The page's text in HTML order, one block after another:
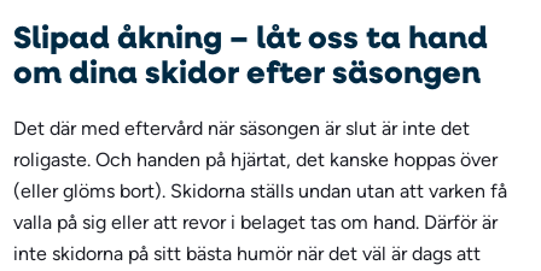
Slipad åkning – låt oss ta hand
om dina skidor efter säsongen
Det där med eftervård när säsongen är slut är inte det
roligaste. Och handen på hjärtat, det kanske hoppas över
(eller glöms bort). Skidorna ställs undan utan att varken få
valla på sig eller att revor i belaget tas om hand. Därför är
inte skidorna på sitt bästa humör när det väl är dags att